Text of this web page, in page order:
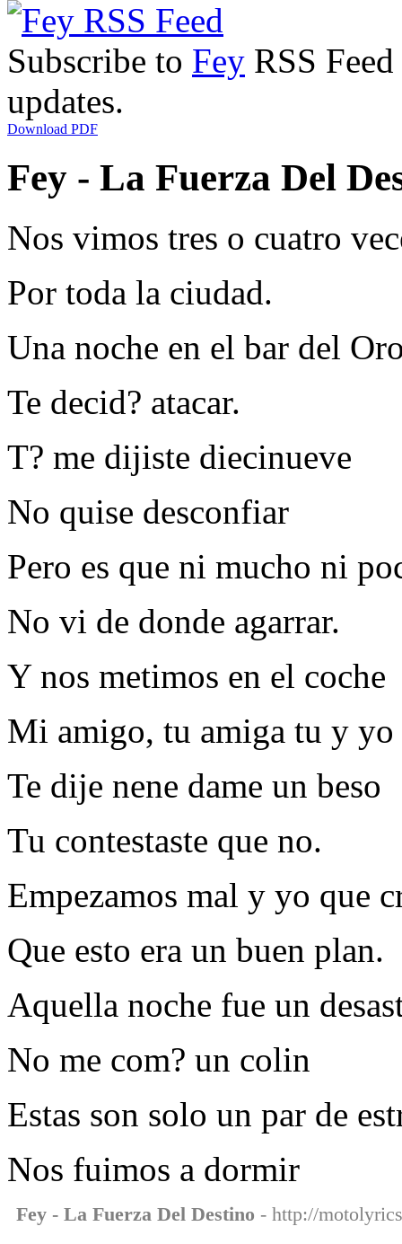
Subscribe to Fey RSS
updates.
Download PDF
Fey - La Fuerza Del
Nos vimos tres o cuatro
Por toda la ciudad.
Una noche en el bar del
Te decid? atacar.
T? me dijiste diecinueve
No quise desconfiar
Pero es que ni mucho ni
No vi de donde agarrar.
Y nos metimos en el coche
Mi amigo, tu amiga tu y yo
Te dije nene dame un beso
Tu contestaste que no.
Empezamos mal y yo que
Que esto era un buen plan.
Aquella noche fue un
No me com? un colin
Estas son solo un par de
Nos fuimos a dormir
Fey - La Fuerza Del Destino - http://